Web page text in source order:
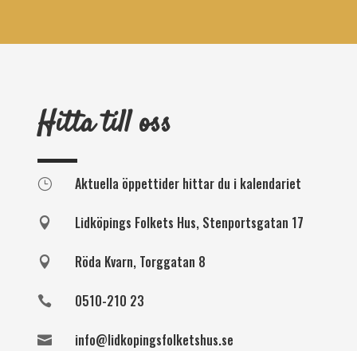
Hitta till oss
} Aktuella öppettider hittar du i kalendariet
 Lidköpings Folkets Hus, Stenportsgatan 17
 Röda Kvarn, Torggatan 8
 0510-210 23
 info@lidkopingsfolketshus.se